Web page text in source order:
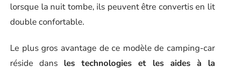
lorsque la nuit tombe, ils peuvent être convertis en lit
double confortable.
Le plus gros avantage de ce modèle de camping-car
réside dans les technologies et les aides à la